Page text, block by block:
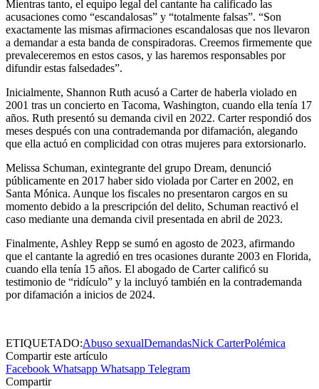
Mientras tanto, el equipo legal del cantante ha calificado las
acusaciones como “escandalosas” y “totalmente falsas”. “Son
exactamente las mismas afirmaciones escandalosas que nos llevaron
a demandar a esta banda de conspiradoras. Creemos firmemente que
prevaleceremos en estos casos, y las haremos responsables por
difundir estas falsedades”.
Inicialmente, Shannon Ruth acusó a Carter de haberla violado en
2001 tras un concierto en Tacoma, Washington, cuando ella tenía 17
años. Ruth presentó su demanda civil en 2022. Carter respondió dos
meses después con una contrademanda por difamación, alegando
que ella actuó en complicidad con otras mujeres para extorsionarlo.
Melissa Schuman, exintegrante del grupo Dream, denunció
públicamente en 2017 haber sido violada por Carter en 2002, en
Santa Mónica. Aunque los fiscales no presentaron cargos en su
momento debido a la prescripción del delito, Schuman reactivó el
caso mediante una demanda civil presentada en abril de 2023.
Finalmente, Ashley Repp se sumó en agosto de 2023, afirmando
que el cantante la agredió en tres ocasiones durante 2003 en Florida,
cuando ella tenía 15 años. El abogado de Carter calificó su
testimonio de “ridículo” y la incluyó también en la contrademanda
por difamación a inicios de 2024.
ETIQUETADO:Abuso sexualDemandasNick CarterPolémica
Compartir este artículo
Facebook Whatsapp Whatsapp Telegram
Compartir